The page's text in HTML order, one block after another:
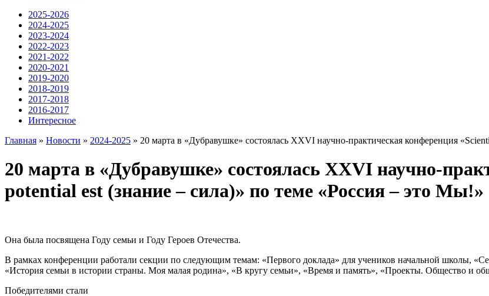
2025-2026
2024-2025
2023-2024
2022-2023
2021-2022
2020-2021
2019-2020
2018-2019
2017-2018
2016-2017
Интересное
Главная » Новости » 2024-2025 » 20 марта в «Дубравушке» состоялась XXVI научно-практическая конференция
20 марта в «Дубравушке» состоялась XXVI научно-
potential est (знание – сила)» по теме «Россия – это Мы!»
Она была посвящена Году семьи и Году Героев Отечества.
В рамках конференции работали секции по следующим темам: «Первого доклада» для учеников начальной школы,
«История семьи в истории страны. Моя малая родина», «В кругу семьи», «Время и память», «Проекты. Общество и
Победителями стали